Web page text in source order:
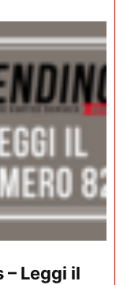
– Leggi il